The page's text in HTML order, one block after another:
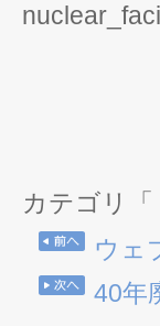
カテゴリ
ウェ
40年